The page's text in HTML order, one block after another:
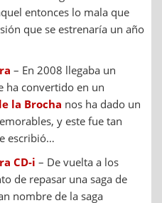
entonces lo mala que
que se estrenaría un año
– En 2008 llegaba un
ha convertido en un
la Brocha nos ha dado un
y este fue tan
escribió…
CD-i – De vuelta a los
de repasar una saga de
nombre de la saga